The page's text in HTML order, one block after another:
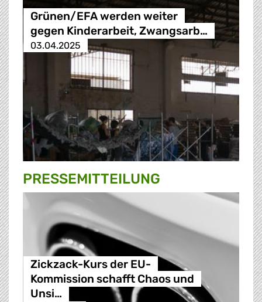
Grünen/EFA werden weiter
gegen Kinderarbeit, Zwangsarb…
03.04.2025
PRESSE­MITTEILUNG
Zickzack-Kurs der EU-
Kommission schafft Chaos und
Unsi…